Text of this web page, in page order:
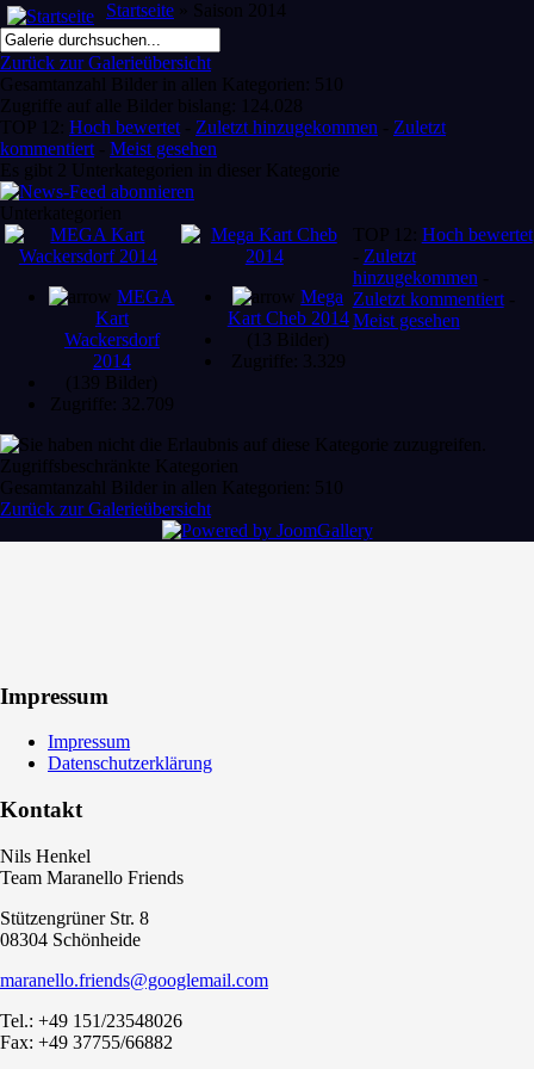
Startseite » Saison 2014
Zurück zur Galerieübersicht
Gesamtanzahl Bilder in allen Kategorien: 510
Zugriffe auf alle Bilder bislang: 124.028
TOP 12: Hoch bewertet - Zuletzt hinzugekommen - Zuletzt
kommentiert - Meist gesehen
Es gibt 2 Unterkategorien in dieser Kategorie
Unterkategorien
MEGA
Kart
Wackersdorf
2014
(139 Bilder)
Zugriffe: 32.709
Mega
Kart Cheb 2014
(13 Bilder)
Zugriffe: 3.329
TOP 12: Hoch bewertet
- Zuletzt
hinzugekommen -
Zuletzt kommentiert-
Meist gesehen
Zugriffsbeschränkte Kategorien
Gesamtanzahl Bilder in allen Kategorien: 510
Zurück zur Galerieübersicht
Impressum
Impressum
Datenschutzerklärung
Kontakt
Nils Henkel
Team Maranello Friends
Stützengrüner Str. 8
08304 Schönheide
maranello.friends@googlemail.com
Tel.: +49 151/23548026
Fax: +49 37755/66882